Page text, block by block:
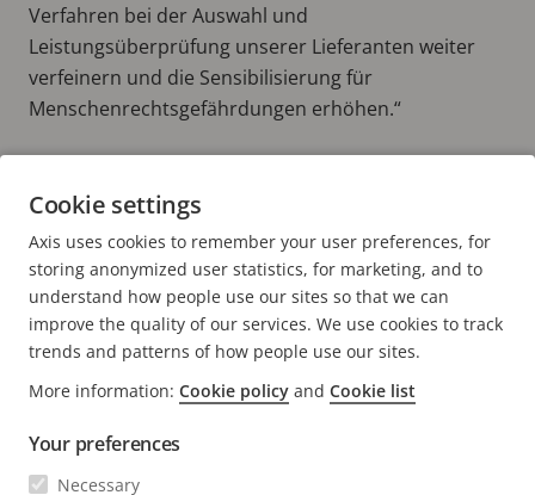
Verfahren bei der Auswahl und
Leistungsüberprüfung unserer Lieferanten weiter
verfeinern und die Sensibilisierung für
Menschenrechtsgefährdungen erhöhen.“
Lesen Sie mehr über Axis und
Nachhaltigkeit:
Kontaktieren Sie uns
NEWS & STORYS
Cookie settings
Axis uses cookies to remember your user preferences, for
storing anonymized user statistics, for marketing, and to
understand how people use our sites so that we can
improve the quality of our services. We use cookies to track
trends and patterns of how people use our sites.
More information: Cookie policy and Cookie list
Your preferences
Necessary